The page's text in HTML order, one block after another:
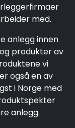
med.
anlegg innen
produkter av
vi
også en av
i Norge med
anlegg.